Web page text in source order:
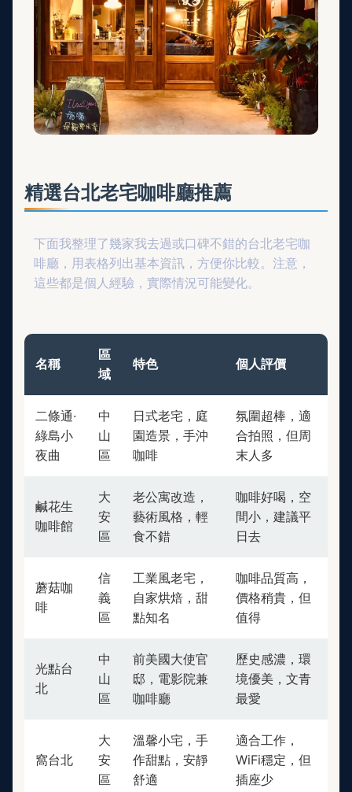
精選台北老宅咖啡廳推薦
下面我整理了幾家我去過或口碑不錯的台北老宅咖
啡廳，用表格列出基本資訊，方便你比較。注意，
這些都是個人經驗，實際情況可能變化。
名稱
區
域
特色 個人評價
二條通·
綠島小
夜曲
中
山
區
日式老宅，庭
園造景，手沖
咖啡
氛圍超棒，適
合拍照，但周
末人多
鹹花生
咖啡館
大
安
區
老公寓改造，
藝術風格，輕
食不錯
咖啡好喝，空
間小，建議平
日去
蘑菇咖
啡
信
義
區
工業風老宅，
自家烘焙，甜
點知名
咖啡品質高，
價格稍貴，但
值得
光點台
北
中
山
區
前美國大使官
邸，電影院兼
咖啡廳
歷史感濃，環
境優美，文青
最愛
窩台北
大
安
區
溫馨小宅，手
作甜點，安靜
舒適
適合工作，
WiFi穩定，但
插座少